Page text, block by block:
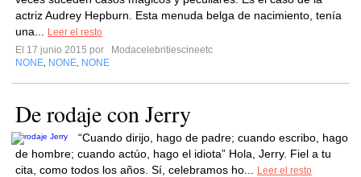
actriz Audrey Hepburn. Esta menuda belga de nacimiento, tenía
una...
Leer el resto
El 17 junio 2015 por
Modacelebritiescineetc
NONE NONE NONE
De rodaje con Jerry
“Cuando dirijo, hago de padre; cuando escribo, hago
de hombre; cuando actúo, hago el idiota” Hola, Jerry. Fiel a tu
cita, como todos los años. Sí, celebramos ho...
Leer el resto